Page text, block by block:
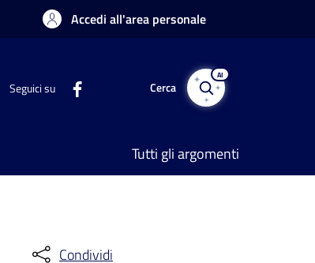
Accedi all'area personale
Seguici su Cerca
AI
Tutti gli argomenti
Condividi